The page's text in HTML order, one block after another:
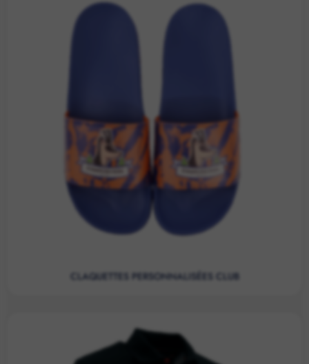
CLAQUETTES PERSONNALISÉES CLUB